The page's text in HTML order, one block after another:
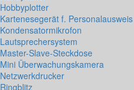
Hobbyplotter
Kartenesegerät f. Personalausweis
Kondensatormikrofon
Lautsprechersystem
Master-Slave-Steckdose
Mini Überwachungskamera
Netzwerkdrucker
Ringblitz